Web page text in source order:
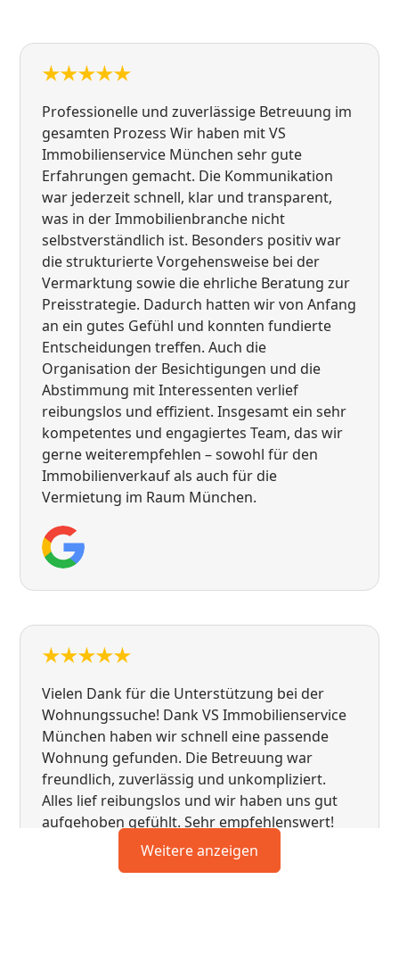
Professionelle und zuverlässige Betreuung im
gesamten Prozess Wir haben mit VS
Immobilienservice München sehr gute
Erfahrungen gemacht. Die Kommunikation
war jederzeit schnell, klar und transparent,
was in der Immobilienbranche nicht
selbstverständlich ist. Besonders positiv war
die strukturierte Vorgehensweise bei der
Vermarktung sowie die ehrliche Beratung zur
Preisstrategie. Dadurch hatten wir von Anfang
an ein gutes Gefühl und konnten fundierte
Entscheidungen treffen. Auch die
Organisation der Besichtigungen und die
Abstimmung mit Interessenten verlief
reibungslos und effizient. Insgesamt ein sehr
kompetentes und engagiertes Team, das wir
gerne weiterempfehlen – sowohl für den
Immobilienverkauf als auch für die
Vermietung im Raum München.
Vielen Dank für die Unterstützung bei der
Wohnungssuche! Dank VS Immobilienservice
München haben wir schnell eine passende
Wohnung gefunden. Die Betreuung war
freundlich, zuverlässig und unkompliziert.
Alles lief reibungslos und wir haben uns gut
aufgehoben gefühlt. Sehr empfehlenswert!
Weitere anzeigen